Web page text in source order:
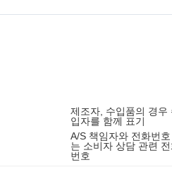
제조자, 수입품의 경우
입자를 함께 표기
A/S 책임자와 전화번호
는 소비자 상담 관련
번호